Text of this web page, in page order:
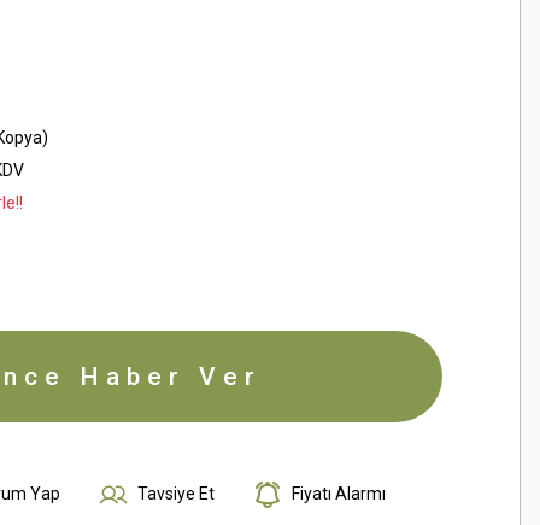
Haber Ver
Yap Tavsiye Et Fiyatı Alarmı